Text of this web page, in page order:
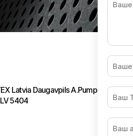
Latvia Daugavpils A.Pumpura
5404